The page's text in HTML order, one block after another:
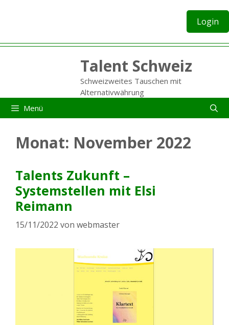
Login
Talent Schweiz
Schweizweites Tauschen mit
Alternativwährung
Menü
Monat: November 2022
Talents Zukunft –
Systemstellen mit Elsi
Reimann
15/11/2022 von webmaster